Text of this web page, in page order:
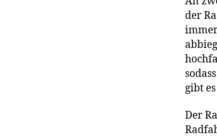
der
gibt
Der